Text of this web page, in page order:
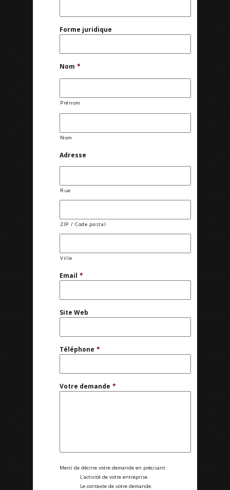
Forme juridique
Nom *
Prénom
Nom
Adresse
Rue
ZIP / Code postal
Ville
Email *
Site Web
Téléphone *
Votre demande *
Merci de décrire votre demande en précisant :
L'activité de votre entreprise.
Le contexte de votre demande.